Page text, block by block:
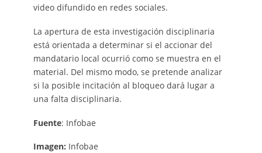
video difundido en redes sociales.
La apertura de esta investigación disciplinaria
está orientada a determinar si el accionar del
mandatario local ocurrió como se muestra en el
material. Del mismo modo, se pretende analizar
si la posible incitación al bloqueo dará lugar a
una falta disciplinaria.
Fuente: Infobae
Imagen: Infobae